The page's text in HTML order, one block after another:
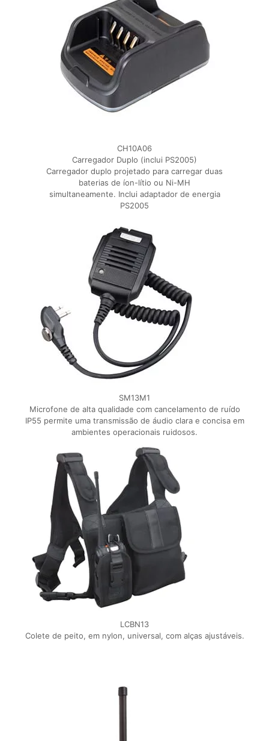
CH10A06
Carregador Duplo (inclui PS2005)
Carregador duplo projetado para carregar duas
baterias de íon-lítio ou Ni-MH
simultaneamente. Inclui adaptador de energia
PS2005
SM13M1
Microfone de alta qualidade com cancelamento de ruído
IP55 permite uma transmissão de áudio clara e concisa em
ambientes operacionais ruidosos.
LCBN13
Colete de peito, em nylon, universal, com alças ajustáveis.